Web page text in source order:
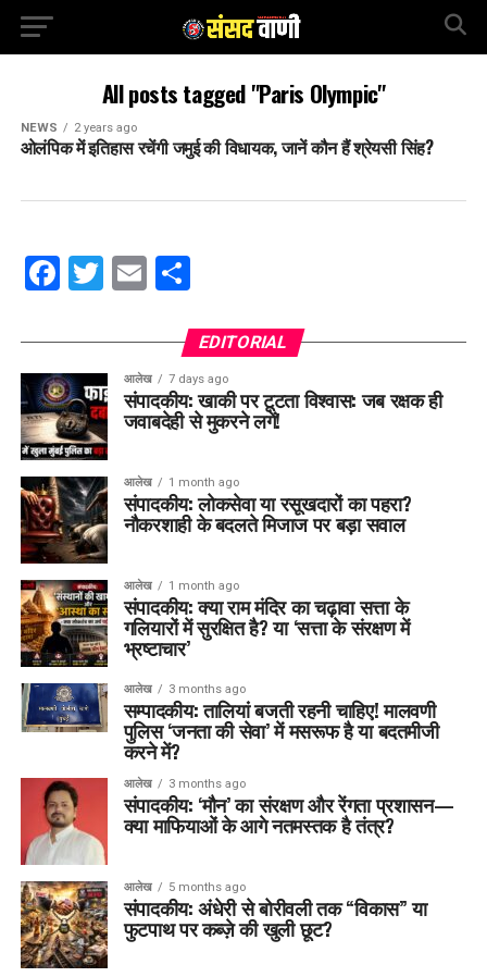
All posts tagged "Paris Olympic"
NEWS 2 years ago
ओलंपिक में इतिहास रचेंगी जमुई की विधायक, जानें कौन हैं श्रेयसी सिंह?
Facebook
Twitter
EmailShare
EDITORIAL
आलेख 7 days ago
संपादकीय: खाकी पर टूटता विश्वास: जब रक्षक ही
जवाबदेही से मुकरने लगें!
आलेख 1 month ago
संपादकीय: लोकसेवा या रसूखदारों का पहरा?
नौकरशाही के बदलते मिजाज पर बड़ा सवाल
आलेख 1 month ago
संपादकीय: क्या राम मंदिर का चढ़ावा सत्ता के
गलियारों में सुरक्षित है? या ‘सत्ता के संरक्षण में
भ्रष्टाचार’
आलेख 3 months ago
सम्पादकीय: तालियां बजती रहनी चाहिए! मालवणी
पुलिस ‘जनता की सेवा’ में मसरूफ है या बदतमीजी
करने में?
आलेख 3 months ago
संपादकीय: ‘मौन’ का संरक्षण और रेंगता प्रशासन—
क्या माफियाओं के आगे नतमस्तक है तंत्र?
आलेख 5 months ago
संपादकीय: अंधेरी से बोरीवली तक “विकास” या
फुटपाथ पर कब्ज़े की खुली छूट?